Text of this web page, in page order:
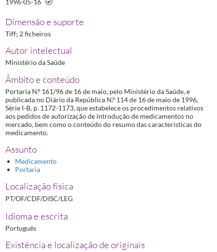
Dimensão e suporte
Tiff; 2 ficheiros
Autor intelectual
Ministério da Saúde
Âmbito e conteúdo
Portaria N.º 161/96 de 16 de maio, pelo Ministério da Saúde, e
publicada no Diário da República N.º 114 de 16 de maio de 1996,
Série I-B, p. 1172-1173, que estabelece os procedimentos relativos
aos pedidos de autorização de introdução de medicamentos no
mercado, bem como o conteúdo do resumo das características do
medicamento.
Assunto
Medicamento
Portaria
Localização física
PT/OF/CDF/DISC/LEG
Idioma e escrita
Português
Existência e localização de originais